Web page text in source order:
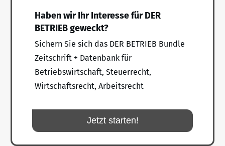
Haben wir Ihr Interesse für DER
BETRIEB geweckt?
Sichern Sie sich das DER BETRIEB Bundle
Zeitschrift + Datenbank für
Betriebswirtschaft, Steuerrecht,
Wirtschaftsrecht, Arbeitsrecht
Jetzt starten!